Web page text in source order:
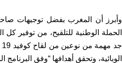
وأبرز أن المغرب بفضل توجيهات
الحملة الوطنية للتلقيح، من توفير كل
الوبائية، وتحقق أهدافها “وفق البرنامج